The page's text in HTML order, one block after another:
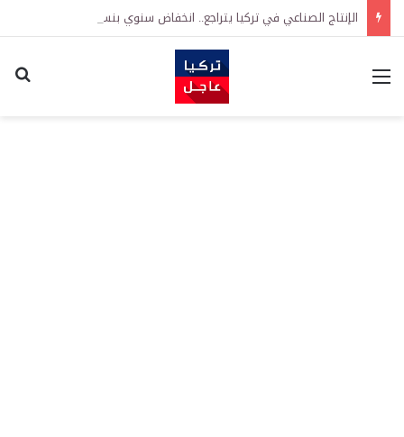
الإنتاج الصناعي في تركيا يتراجع.. انخفاض سنوي بنسبة 1.4%
القائمة